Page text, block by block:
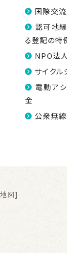
国際交
認可地
る登記の特
NPO法人
サイクル
電動ア
金
公衆無線
地図]